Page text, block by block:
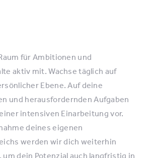
für Ambitionen und
aktiv mit. Wachse täglich auf
Ebene. Auf deine
und herausfordernden Aufgaben
intensiven Einarbeitung vor.
deines eigenen
werden wir dich weiterhin
dein Potenzial auch langfristig in